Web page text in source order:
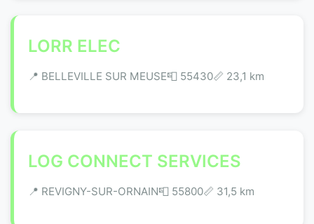
LORR ELEC
📍 BELLEVILLE SUR MEUSE📮 55430📏 23,1 km
LOG CONNECT SERVICES
📍 REVIGNY-SUR-ORNAIN📮 55800📏 31,5 km